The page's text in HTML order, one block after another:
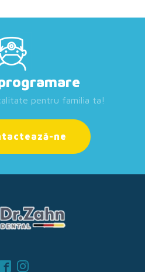
pentru familia ta!
ne